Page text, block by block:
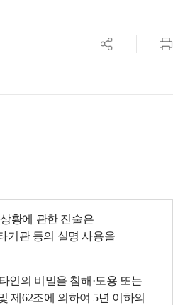
공유하기
황에 관한 진술은
기관 등의 실명 사용을
인의 비밀을 침해·도용 또는
제62조에 의하여 5년 이하의